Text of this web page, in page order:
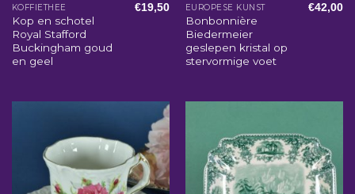
KOFFIETHEE
Kop en schotel
Royal Stafford
Buckingham goud
en geel
€19,50 EUROPESE KUNST
Bonbonnière
Biedermeier
geslepen kristal op
stervormige voet
€42,00